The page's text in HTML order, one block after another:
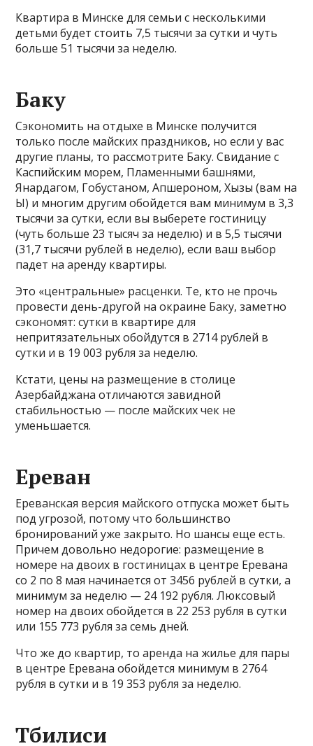
Квартира в Минске для семьи с несколькими
детьми будет стоить 7,5 тысячи за сутки и чуть
больше 51 тысячи за неделю.
Баку
Сэкономить на отдыхе в Минске получится
только после майских праздников, но если у вас
другие планы, то рассмотрите Баку. Свидание с
Каспийским морем, Пламенными башнями,
Янардагом, Гобустаном, Апшероном, Хызы (вам на
Ы) и многим другим обойдется вам минимум в 3,3
тысячи за сутки, если вы выберете гостиницу
(чуть больше 23 тысяч за неделю) и в 5,5 тысячи
(31,7 тысячи рублей в неделю), если ваш выбор
падет на аренду квартиры.
Это «центральные» расценки. Те, кто не прочь
провести день-другой на окраине Баку, заметно
сэкономят: сутки в квартире для
непритязательных обойдутся в 2714 рублей в
сутки и в 19 003 рубля за неделю.
Кстати, цены на размещение в столице
Азербайджана отличаются завидной
стабильностью — после майских чек не
уменьшается.
Ереван
Ереванская версия майского отпуска может быть
под угрозой, потому что большинство
бронирований уже закрыто. Но шансы еще есть.
Причем довольно недорогие: размещение в
номере на двоих в гостиницах в центре Еревана
со 2 по 8 мая начинается от 3456 рублей в сутки, а
минимум за неделю — 24 192 рубля. Люксовый
номер на двоих обойдется в 22 253 рубля в сутки
или 155 773 рубля за семь дней.
Что же до квартир, то аренда на жилье для пары
в центре Еревана обойдется минимум в 2764
рубля в сутки и в 19 353 рубля за неделю.
Тбилиси